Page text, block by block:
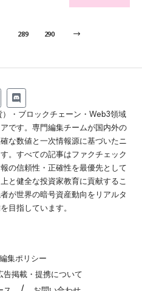
289 290
・ブロックチェーン・Web3領域
です。専門編集チームが国内外の
な数値と一次情報源に基づいたニ
。すべての記事はファクチェック
の信頼性・正確性を最優先として
と健全な投資家教育に貢献するこ
が世界の暗号資産動向をリアルタ
目指しています。
編集ポリシー
告掲載・提携について